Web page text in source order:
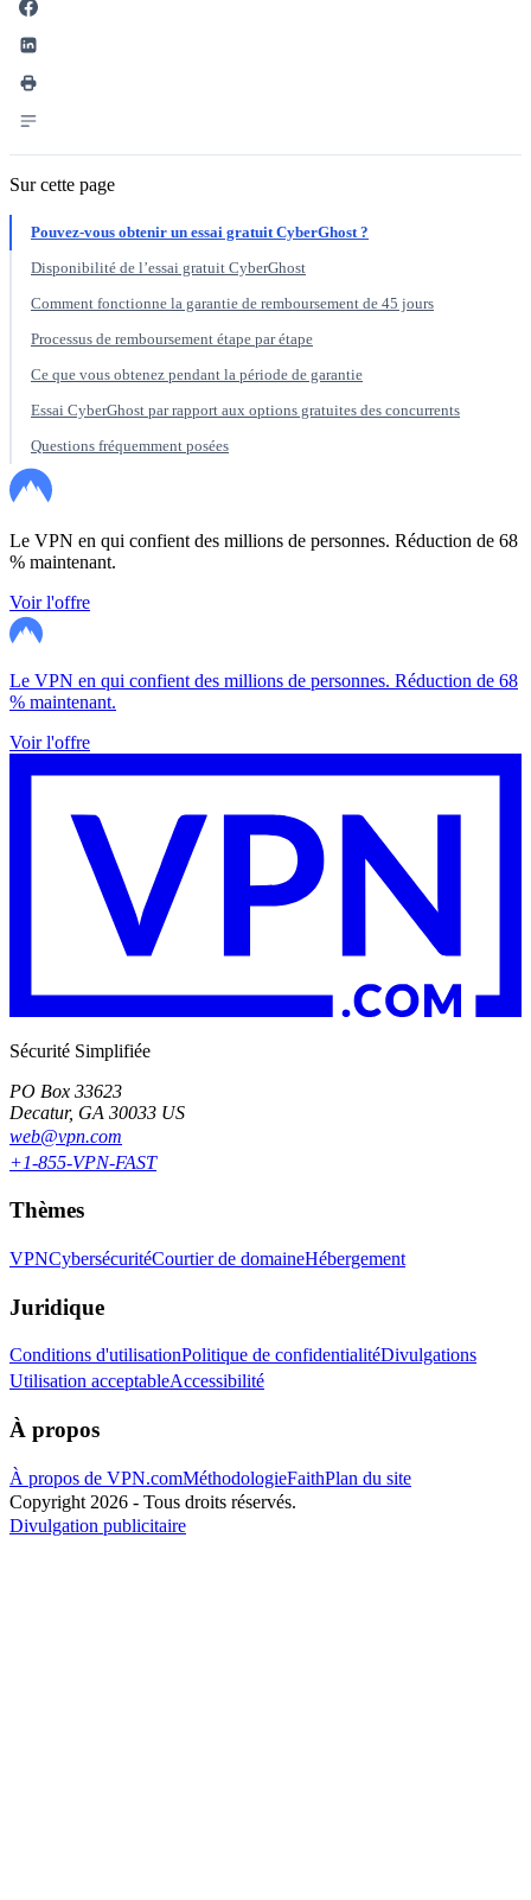
Sur cette page
Pouvez-vous obtenir un essai gratuit CyberGhost ?
Disponibilité de l’essai gratuit CyberGhost
Comment fonctionne la garantie de remboursement de 45 jours
Processus de remboursement étape par étape
Ce que vous obtenez pendant la période de garantie
Essai CyberGhost par rapport aux options gratuites des concurrents
Questions fréquemment posées
Le VPN en qui confient des millions de personnes. Réduction de 68
% maintenant.
Voir l'offre
Le VPN en qui confient des millions de personnes. Réduction de 68
% maintenant.
Voir l'offre
Sécurité Simplifiée
PO Box 33623
Decatur, GA 30033 US
web@vpn.com
+1-855-VPN-FAST
Thèmes
VPNCybersécuritéCourtier de domaineHébergement
Juridique
Conditions d'utilisationPolitique de confidentialitéDivulgations
Utilisation acceptableAccessibilité
À propos
À propos de VPN.comMéthodologieFaithPlan du site
Copyright 2026 - Tous droits réservés.
Divulgation publicitaire